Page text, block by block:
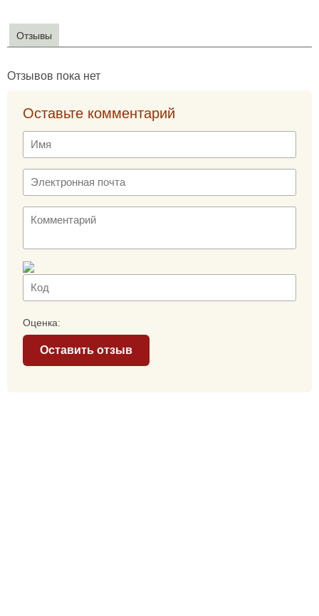
Отзывы
Отзывов пока нет
Оставьте комментарий
Оценка:
Оставить отзыв